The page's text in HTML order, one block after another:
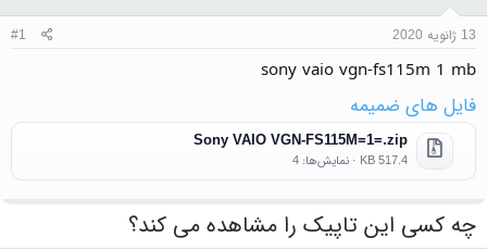
13 ژانویه 2020 #1
sony vaio vgn-fs115m 1 mb
فایل های ضمیمه
Sony VAIO VGN-FS115M=1=.zip
517.4 KB · نمایش‌ها: 4
چه کسی این تاپیک را مشاهده می کند؟